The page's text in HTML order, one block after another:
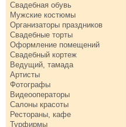
Свадебная обувь
Мужские костюмы
Организаторы праздников
Свадебные торты
Оформление помещений
Свадебный кортеж
Ведущий, тамада
Артисты
Фотографы
Видеооператоры
Салоны красоты
Рестораны, кафе
Турфирмы